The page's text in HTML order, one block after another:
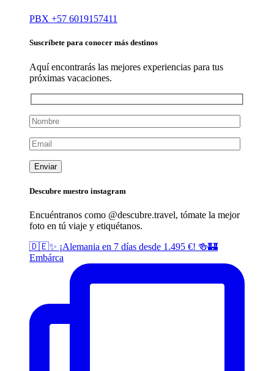
PBX +57 6019157411
Suscríbete para conocer más destinos
Aquí encontrarás las mejores experiencias para tus
próximas vacaciones.
Descubre nuestro instagram
Encuéntranos como @descubre.travel, tómate la mejor
foto en tú viaje y etiquétanos.
🇩🇪✨ ¡Alemania en 7 días desde 1.495 €! 🍻🏰
Embárca